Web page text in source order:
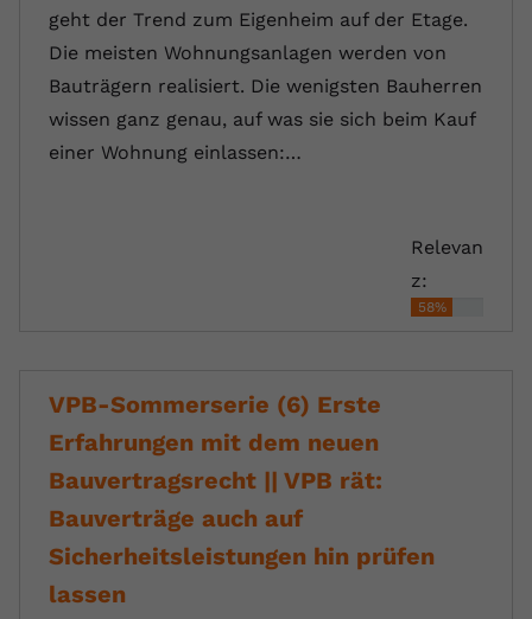
geht der Trend zum Eigenheim auf der Etage.
Die meisten Wohnungsanlagen werden von
Bauträgern realisiert. Die wenigsten Bauherren
wissen ganz genau, auf was sie sich beim Kauf
einer Wohnung einlassen:…
Relevan
z:
58%
VPB-Sommerserie (6) Erste
Erfahrungen mit dem neuen
Bauvertragsrecht || VPB rät:
Bauverträge auch auf
Sicherheitsleistungen hin prüfen
lassen